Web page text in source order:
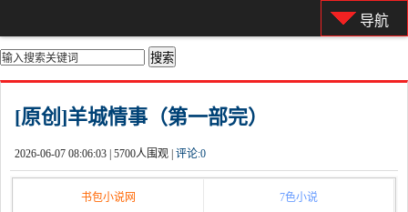
导航
你的位置： 首页>都市激情
[原创]羊城情事（第一部完）
2026-06-07 08:06:03 | 5700人围观 | 评论:0
书包小说网 7色小说